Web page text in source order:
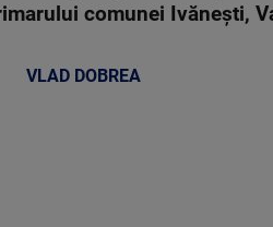
comunei Ivăneşti,
VLAD DOBREA